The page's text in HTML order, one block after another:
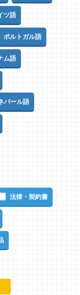
ツ語
ポルトガル語
ム語
パール語
法律・契約書